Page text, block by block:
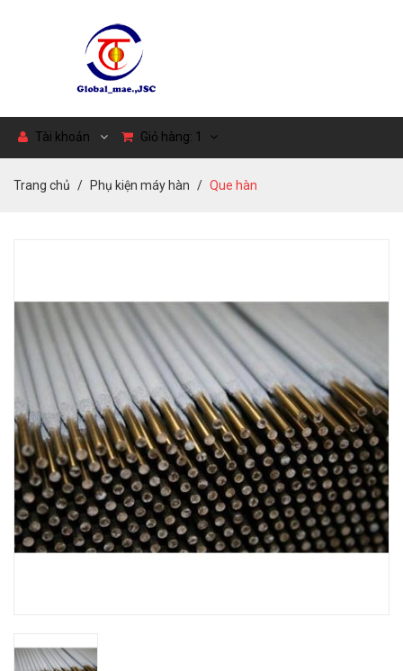
Tài khoản Giỏ hàng: 1
Trang chủ Phụ kiện máy hàn Que hàn